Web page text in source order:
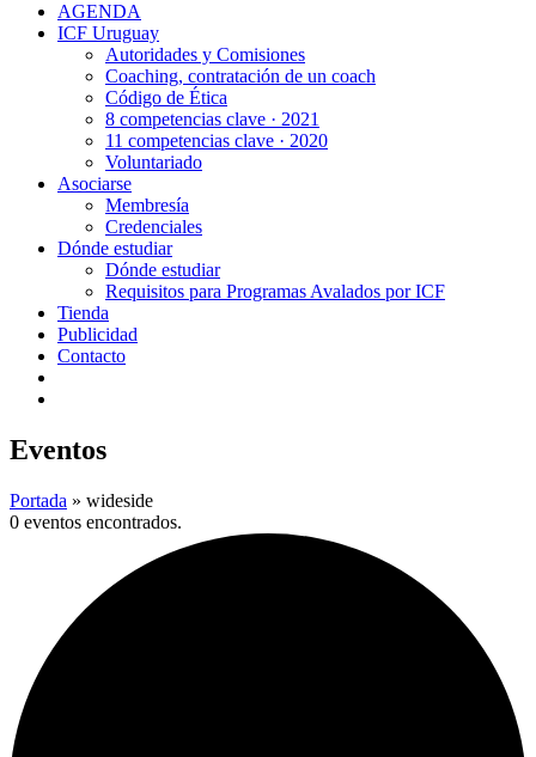
AGENDA
ICF Uruguay
Autoridades y Comisiones
Coaching, contratación de un coach
Código de Ética
8 competencias clave · 2021
11 competencias clave · 2020
Voluntariado
Asociarse
Membresía
Credenciales
Dónde estudiar
Dónde estudiar
Requisitos para Programas Avalados por ICF
Tienda
Publicidad
Contacto
Eventos
Portada » wideside
0 eventos encontrados.